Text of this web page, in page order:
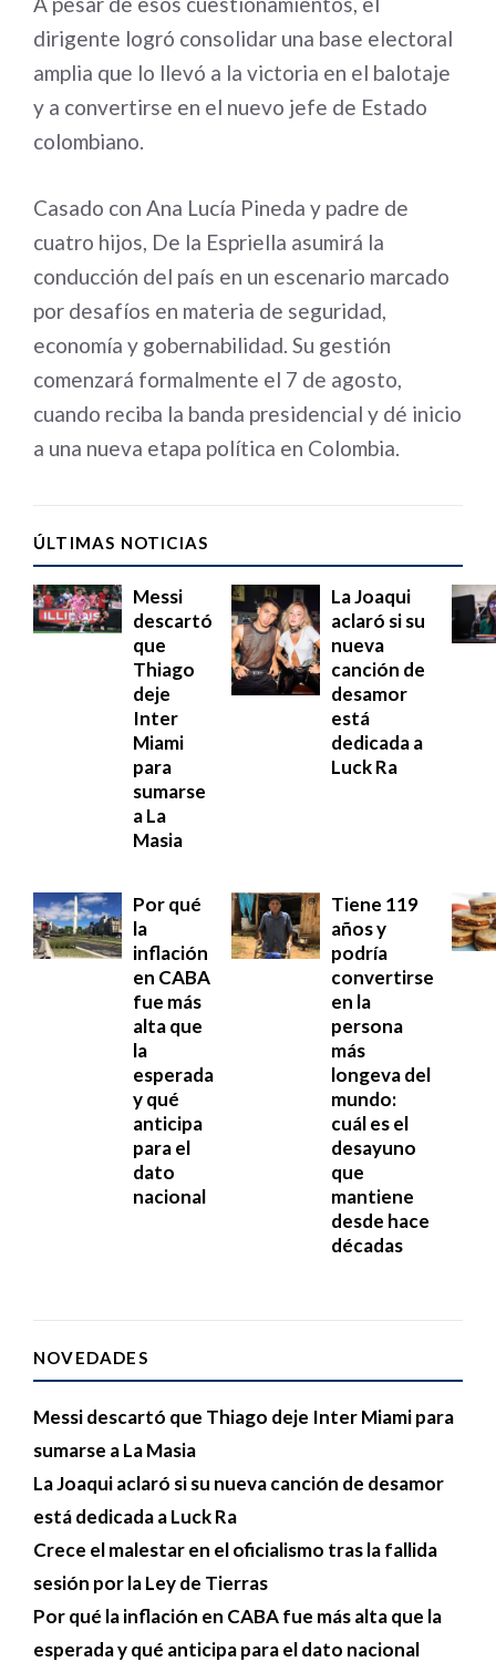
dirigente logró consolidar una base electoral
amplia que lo llevó a la victoria en el balotaje
y a convertirse en el nuevo jefe de Estado
colombiano.
Casado con Ana Lucía Pineda y padre de
cuatro hijos, De la Espriella asumirá la
conducción del país en un escenario marcado
por desafíos en materia de seguridad,
economía y gobernabilidad. Su gestión
comenzará formalmente el 7 de agosto,
cuando reciba la banda presidencial y dé inicio
a una nueva etapa política en Colombia.
ÚLTIMAS NOTICIAS
Messi
descartó
que
Thiago
deje
Inter
Miami
para
sumarse
a La
Masia
La Joaqui
aclaró si su
nueva
canción de
desamor
está
dedicada a
Luck Ra
Por qué
la
inflación
en CABA
fue más
alta que
la
esperada
y qué
anticipa
para el
dato
nacional
Tiene 119
años y
podría
convertirse
en la
persona
más
longeva del
mundo:
cuál es el
desayuno
que
mantiene
desde hace
décadas
NOVEDADES
Messi descartó que Thiago deje Inter Miami para
sumarse a La Masia
La Joaqui aclaró si su nueva canción de desamor
está dedicada a Luck Ra
Crece el malestar en el oficialismo tras la fallida
sesión por la Ley de Tierras
Por qué la inflación en CABA fue más alta que la
esperada y qué anticipa para el dato nacional